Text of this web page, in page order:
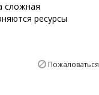
сложная
ресурсы
Пожаловаться